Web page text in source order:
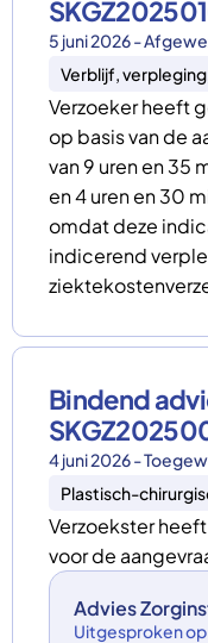
5 juni 2026 -
Verblijf,
Verzoeker heeft
op basis van de
van 9 uren en 35
en 4 uren en 30
omdat deze
indicerend
Bindend
4 juni 2026 -
Plastisch-
Verzoekster
voor de
Advies
Uitgesproken op